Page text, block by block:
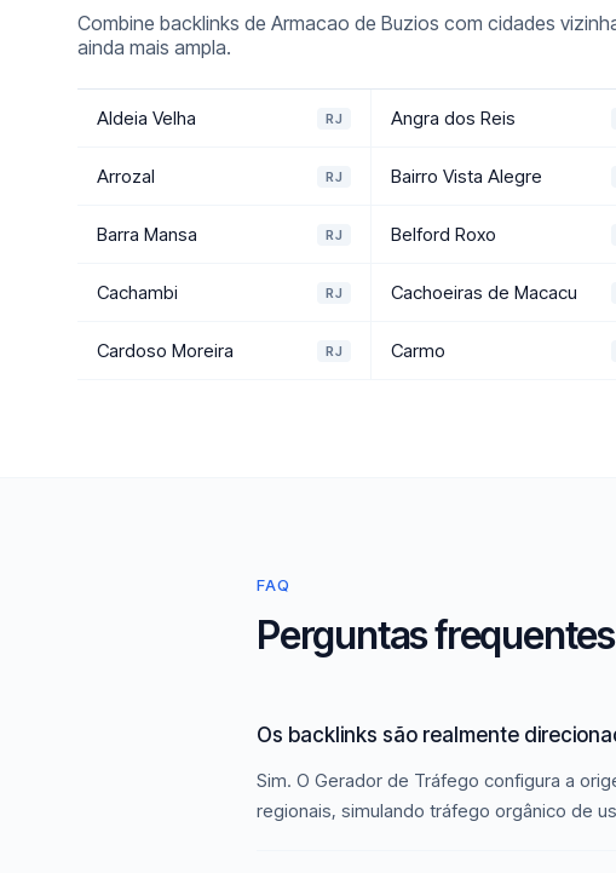
Combine backlinks de Armacao de Buzios com cidades
ainda mais ampla.
Aldeia Velha RJ Angra dos Reis
Arrozal RJ Bairro Vista Alegre
Barra Mansa RJ Belford Roxo
Cachambi RJ Cachoeiras de Macacu
Cardoso Moreira RJ Carmo
FAQ
Perguntas
Os backlinks são realmente
Sim. O Gerador de Tráfego configura a
regionais, simulando tráfego orgânico de